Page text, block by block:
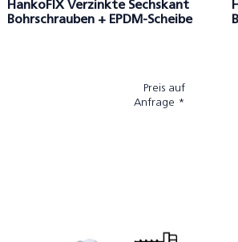
HankoFIX Verzinkte Sechskant
Bohrschrauben + EPDM-Scheibe
Preis auf
Anfrage *